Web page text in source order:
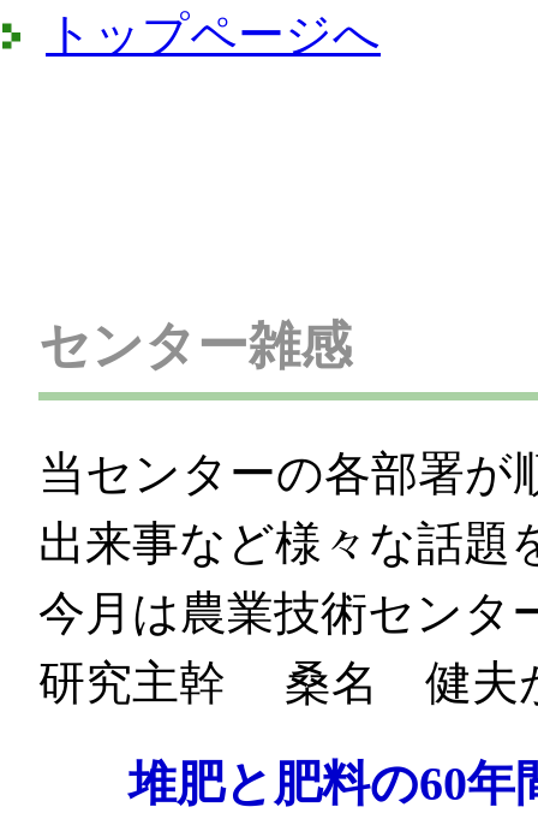
トップページへ
センター雑感
当センターの各部署が
出来事など様々な話題
今月は農業技術セン
研究主幹 桑名 健夫
堆肥と肥料の60